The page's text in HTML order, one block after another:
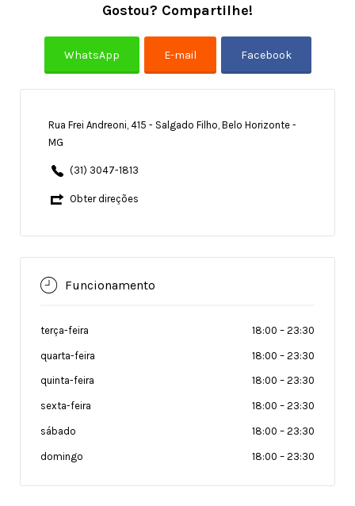
Gostou? Compartilhe!
Rua Frei Andreoni, 415 - Salgado Filho, Belo Horizonte -
MG
(31) 3047-1813
Obter direções
Funcionamento
terça-feira 18:00 – 23:30
quarta-feira 18:00 – 23:30
quinta-feira 18:00 – 23:30
sexta-feira 18:00 – 23:30
sábado 18:00 – 23:30
domingo 18:00 – 23:30